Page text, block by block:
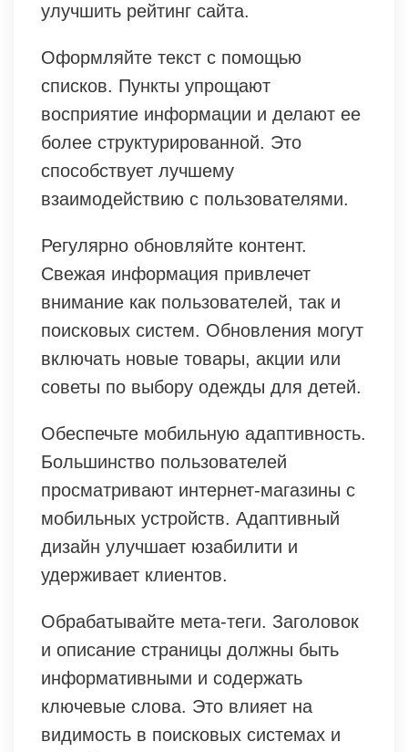
улучшить рейтинг сайта.
Оформляйте текст с помощью
списков. Пункты упрощают
восприятие информации и делают ее
более структурированной. Это
способствует лучшему
взаимодействию с пользователями.
Регулярно обновляйте контент.
Свежая информация привлечет
внимание как пользователей, так и
поисковых систем. Обновления могут
включать новые товары, акции или
советы по выбору одежды для детей.
Обеспечьте мобильную адаптивность.
Большинство пользователей
просматривают интернет-магазины с
мобильных устройств. Адаптивный
дизайн улучшает юзабилити и
удерживает клиентов.
Обрабатывайте мета-теги. Заголовок
и описание страницы должны быть
информативными и содержать
ключевые слова. Это влияет на
видимость в поисковых системах и